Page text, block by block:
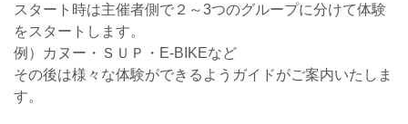
スタート時は主催者側で２～3つのグループに分けて体験
をスタートします。
例）カヌー・ＳＵＰ・E-BIKEなど
その後は様々な体験ができるようガイドがご案内いたしま
す。